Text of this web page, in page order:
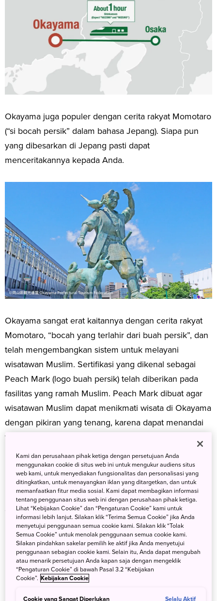
Okayama juga populer dengan cerita rakyat Momotaro
(“si bocah persik” dalam bahasa Jepang). Siapa pun
yang dibesarkan di Jepang pasti dapat
menceritakannya kepada Anda.
Okayama sangat erat kaitannya dengan cerita rakyat
Momotaro, “bocah yang terlahir dari buah persik”, dan
telah mengembangkan sistem untuk melayani
wisatawan Muslim. Sertifikasi yang dikenal sebagai
Peach Mark (logo buah persik) telah diberikan pada
fasilitas yang ramah Muslim. Peach Mark dibuat agar
wisatawan Muslim dapat menikmati wisata di Okayama
dengan pikiran yang tenang, karena dapat menandai
fasilitas dan produk yang telah memenuhi persyaratan
khusus bagi umat Muslim (seperti ketersediaan menu
berbahasa Inggris, hidangan dan produk tanpa daging
babi, atau sajian non-alkohol). Tanda ini digunakan di
restoran, hotel, dan toko-toko di kota Okayama, serta
di kota Kibichuo dan kota Maniwa.
Kami dan perusahaan pihak ketiga dengan persetujuan Anda
menggunakan cookie di situs web ini untuk mengukur audiens situs
web kami, untuk menyediakan fungsionalitas dan personalisasi yang
ditingkatkan, untuk menayangkan iklan yang ditargetkan, dan untuk
memanfaatkan fitur media sosial. Kami dapat membagikan informasi
tentang penggunaan situs web ini dengan perusahaan pihak ketiga.
Lihat “Kebijakan Cookie” dan “Pengaturan Cookie” kami untuk
informasi lebih lanjut. Silakan klik “Terima Semua Cookie” jika Anda
menyetujui penggunaan semua cookie kami. Silakan klik “Tolak
Semua Cookie” untuk menolak penggunaan semua cookie kami.
Silakan pindahkan sakelar pemilih ke aktif jika Anda menyetujui
penggunaan sebagian cookie kami. Selain itu, Anda dapat mengubah
atau menarik persetujuan Anda kapan saja dengan mengeklik
“Pengaturan Cookie” di bawah Pasal 3.2 “Kebijakan
Cookie”. Kebijakan Cookie
Cookie yang Sangat Diperlukan Selalu Aktif